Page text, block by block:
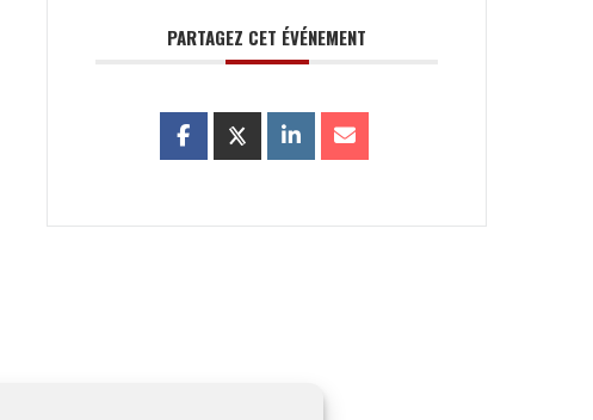
PARTAGEZ CET ÉVÉNEMENT